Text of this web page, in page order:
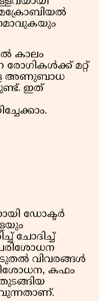
കാലം
മറ്റ്
അണുബാധ
ഇത്
ഡോക്ടർ
ചോദിച്ച്
വിവരങ്ങൾ
കഫം